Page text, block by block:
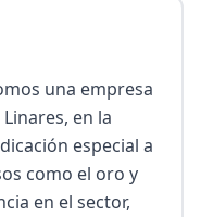
una empresa
en la
especial a
como el oro y
en el sector,